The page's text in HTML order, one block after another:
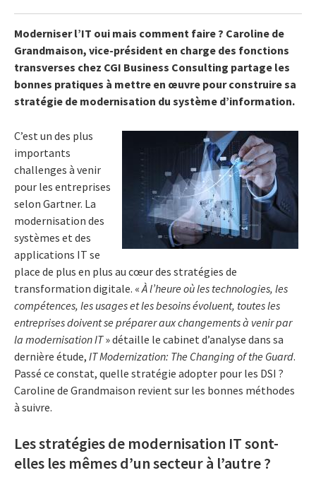
Moderniser l’IT oui mais comment faire ? Caroline de
Grandmaison, vice-président en charge des fonctions
transverses chez CGI Business Consulting partage les
bonnes pratiques à mettre en œuvre pour construire sa
stratégie de modernisation du système d’information.
C’est un des plus
importants
challenges à venir
pour les entreprises
selon Gartner. La
modernisation des
systèmes et des
applications IT se
place de plus en plus au cœur des stratégies de
transformation digitale. « À l’heure où les technologies, les
compétences, les usages et les besoins évoluent, toutes les
entreprises doivent se préparer aux changements à venir par
la modernisation IT» détaille le cabinet d’analyse dans sa
dernière étude, IT Modernization: The Changing of the Guard.
Passé ce constat, quelle stratégie adopter pour les DSI ?
Caroline de Grandmaison revient sur les bonnes méthodes
à suivre.
Les stratégies de modernisation IT sont-
elles les mêmes d’un secteur à l’autre ?